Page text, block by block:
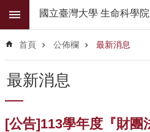
跳到主要內容區塊
階
尋
公
佈
欄
國立臺灣大學 生命科學
首頁 公佈欄 最新消息
最新消息
[公告]113學年度『財團